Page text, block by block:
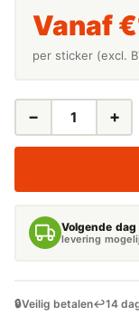
Vanaf €
per sticker (excl.
(ZUREN)
AANTAL
− +
Volgende dag
levering
🔒Veilig betalen↩️14